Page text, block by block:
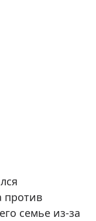
против
семье из-за